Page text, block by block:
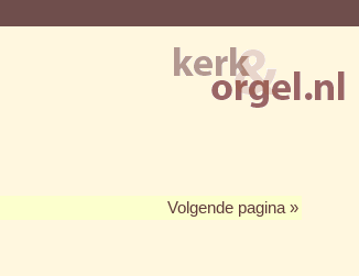
Volgende pagina »